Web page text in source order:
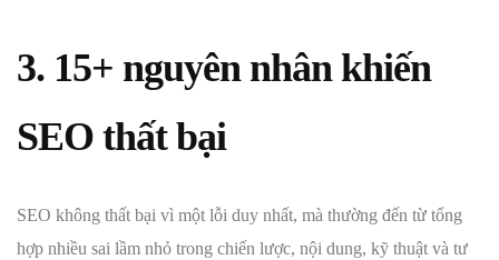
3. 15+ nguyên nhân khiến
SEO thất bại
SEO không thất bại vì một lỗi duy nhất, mà thường đến từ tổng
hợp nhiều sai lầm nhỏ trong chiến lược, nội dung, kỹ thuật và tư